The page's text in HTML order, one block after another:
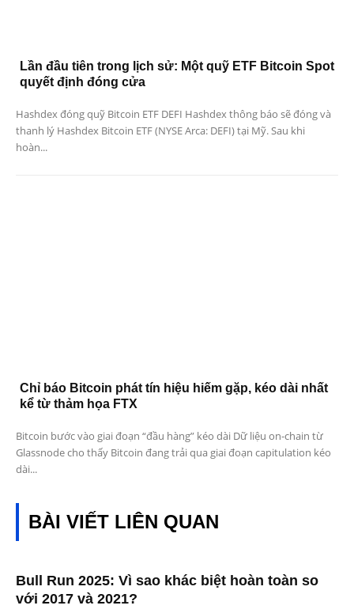
Lần đầu tiên trong lịch sử: Một quỹ ETF Bitcoin Spot
quyết định đóng cửa
Hashdex đóng quỹ Bitcoin ETF DEFI Hashdex thông báo sẽ đóng và
thanh lý Hashdex Bitcoin ETF (NYSE Arca: DEFI) tại Mỹ. Sau khi
hoàn...
Chỉ báo Bitcoin phát tín hiệu hiếm gặp, kéo dài nhất
kể từ thảm họa FTX
Bitcoin bước vào giai đoạn “đầu hàng” kéo dài Dữ liệu on-chain từ
Glassnode cho thấy Bitcoin đang trải qua giai đoạn capitulation kéo
dài...
BÀI VIẾT LIÊN QUAN
Bull Run 2025: Vì sao khác biệt hoàn toàn so
với 2017 và 2021?